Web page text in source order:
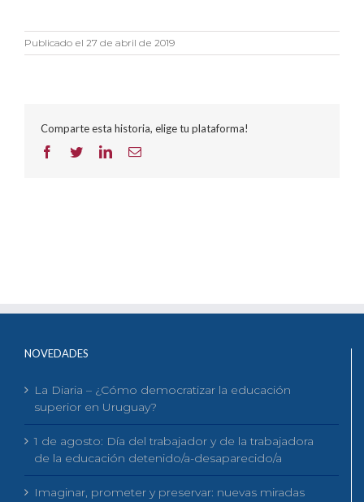
Publicado el 27 de abril de 2019
Comparte esta historia, elige tu plataforma!
Facebook
TwitterLinkedInCorreo
NOVEDADES
La Diaria – ¿Cómo democratizar la educación
superior en Uruguay?
1 de agosto: Día del trabajador y de la trabajadora
de la educación detenido/a-desaparecido/a
Imaginar, prometer y preservar: nuevas miradas